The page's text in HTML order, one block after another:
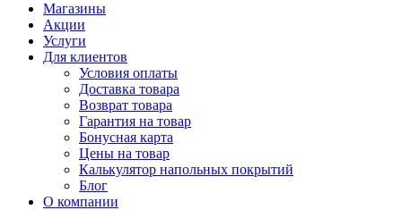
Магазины
Акции
Услуги
Для клиентов
Условия оплаты
Доставка товара
Возврат товара
Гарантия на товар
Бонусная карта
Цены на товар
Калькулятор напольных покрытий
Блог
О компании